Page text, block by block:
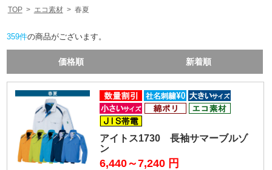
TOP エコ素材 春夏
359件の商品がございます。
価格順 新着順
アイトス1730 長袖サマーブルゾ
ン
6,440～7,240 円